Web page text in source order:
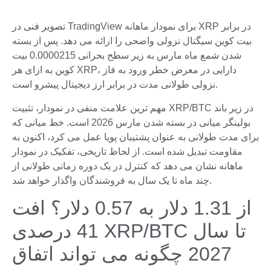
تصویر فنی در TradingView برای نمودار ماهانه XRP در برابر
بیت کوین سیگنال نزولی واضحی را ارائه می دهد. پس از بسته
شدن شمع ماه مارس به زیر سطح بحرانی 0.0000215 بیت
کوین به ازای هر XRP، دارایی در معرض خطر ورود به فاز
نزولی طولانی مدت در برابر ارز دیجیتال پیشرو است.
مهم ترین علامت منفی در نمودار، تثبیت XRP/BTC در زیر باند
بولینگر میانی در بسته شدن مارس 2026 است. خط میانی که
برای مدت طولانی به عنوان پشتیبان پویا عمل می کرد، اکنون به
مقاومت تبدیل شده است. از لحاظ تاریخی، تفکیک در نمودار
ماهانه نشان می دهد که کنترل در یک دوره زمانی طولانی از
چند ماه تا یک سال به فروشندگان واگذار خواهد شد.
از 1.31 دلار به 0.57 دلار؟ افت
41 درصدی XRP/BTC تا سال
2027 چگونه می تواند اتفاق